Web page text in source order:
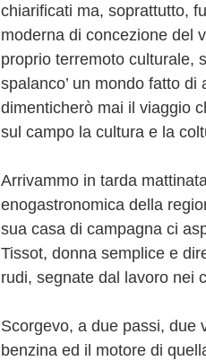
chiarificati ma, soprattutto,
moderna di concezione del
proprio terremoto culturale,
spalanco’ un mondo fatto
dimenticherò mai il viaggio
sul campo la cultura e la
Arrivammo in tarda
enogastronomica della
sua casa di campagna ci
Tissot, donna semplice e
rudi, segnate dal lavoro nei
Scorgevo, a due passi, due
benzina ed il motore di